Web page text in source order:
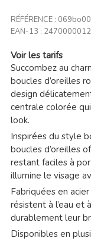
RÉFÉRENCE :
EAN-13 :
Voir les tarifs
Succombez au
boucles d’oreilles
design
centrale colorée
look.
Inspirées du style
boucles d’oreilles
restant faciles à
illumine le visage
Fabriquées en
résistent à l’eau et
durablement leur
Disponibles en